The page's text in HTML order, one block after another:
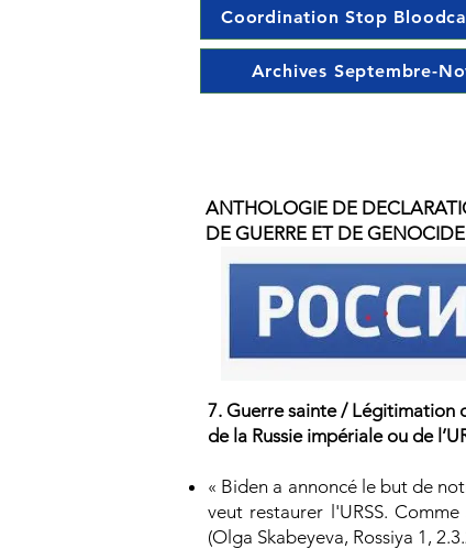
Coordination Stop
Archives Septembre-
ANTHOLOGIE DE
DE GUERRE ET DE GENOCIDE
7. Guerre sainte / Légitimation
de la Russie impériale ou de
« Biden a annoncé le but de
veut restaurer l'URSS.
(Olga Skabeyeva, Rossiya 1,